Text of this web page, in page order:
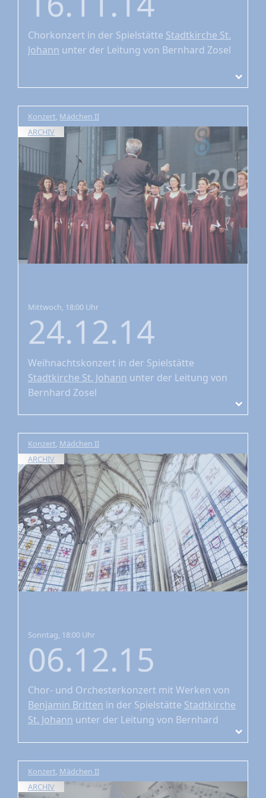
Chorkonzert in der Spielstätte Stadtkirche St.
Johann unter der Leitung von Bernhard Zosel
Konzert, Mädchen II
ARCHIV
Mittwoch, 18:00 Uhr
24.12.14
Weihnachtskonzert in der Spielstätte
Stadtkirche St. Johann unter der Leitung von
Bernhard Zosel
Konzert, Mädchen II
ARCHIV
Sonntag, 18:00 Uhr
06.12.15
Chor- und Orchesterkonzert mit Werken von
Benjamin Britten in der Spielstätte Stadtkirche
St. Johann unter der Leitung von Bernhard
Konzert, Mädchen II
ARCHIV